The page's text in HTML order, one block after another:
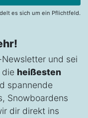
es sich um ein Pflichtfeld.
und sei
die heißesten
spannende
Snowboardens
dir direkt ins